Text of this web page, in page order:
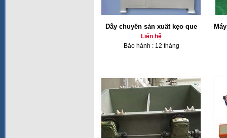
Dây chuyền sản xuất kẹo que
Liên hệ
Bảo hành : 12 tháng